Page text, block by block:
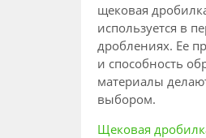
щековая
используется в
дроблениях. Ее
и способность
материалы
выбором.
Щековая